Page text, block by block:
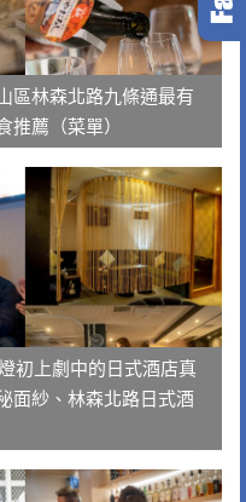
區林森北路九條通最有
推薦（菜單）
初上劇中的日式酒店真
面紗、林森北路日式酒